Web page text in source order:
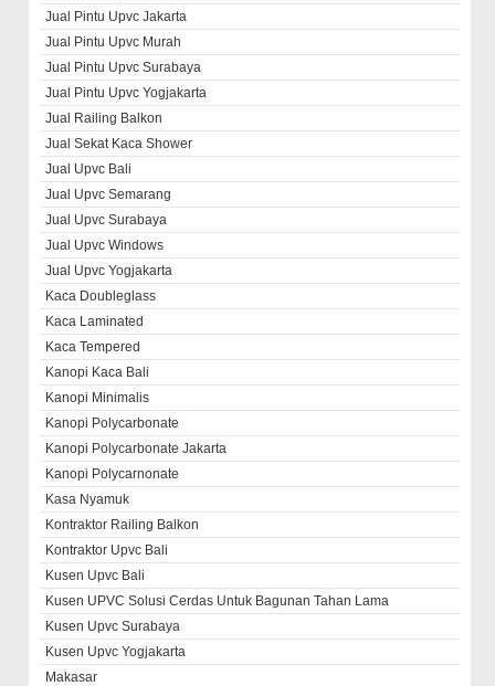
Jual Pintu Upvc Jakarta
Jual Pintu Upvc Murah
Jual Pintu Upvc Surabaya
Jual Pintu Upvc Yogjakarta
Jual Railing Balkon
Jual Sekat Kaca Shower
Jual Upvc Bali
Jual Upvc Semarang
Jual Upvc Surabaya
Jual Upvc Windows
Jual Upvc Yogjakarta
Kaca Doubleglass
Kaca Laminated
Kaca Tempered
Kanopi Kaca Bali
Kanopi Minimalis
Kanopi Polycarbonate
Kanopi Polycarbonate Jakarta
Kanopi Polycarnonate
Kasa Nyamuk
Kontraktor Railing Balkon
Kontraktor Upvc Bali
Kusen Upvc Bali
Kusen UPVC Solusi Cerdas Untuk Bagunan Tahan Lama
Kusen Upvc Surabaya
Kusen Upvc Yogjakarta
Makasar